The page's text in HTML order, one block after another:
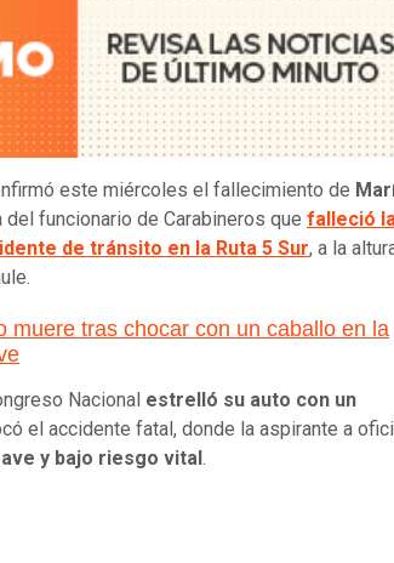
este miércoles el fallecimiento de
del funcionario de Carabineros que falleció
de tránsito en la Ruta 5 Sur, a la
muere tras chocar con un caballo en la
Nacional estrelló su auto con un
el accidente fatal, donde la aspirante a
y bajo riesgo vital .